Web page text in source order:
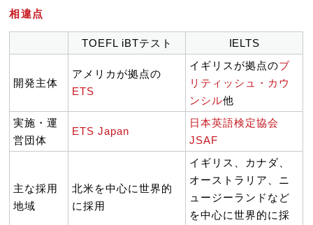
相違点
TOEFL iBTテスト IELTS
開発主体
アメリカが拠点の
ETS
イギリスが拠点のブ
リティッシュ・カウ
ンシル他
実施・運
営団体
ETS Japan
日本英語検定協会
JSAF
主な採用
地域
北米を中心に世界的
に採用
イギリス、カナダ、
オーストラリア、ニ
ュージーランドなど
を中心に世界的に採